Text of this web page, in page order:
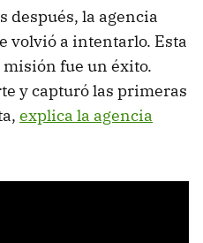
después, la agencia
volvió a intentarlo. Esta
fue un éxito.
y capturó las primeras
explica la agencia